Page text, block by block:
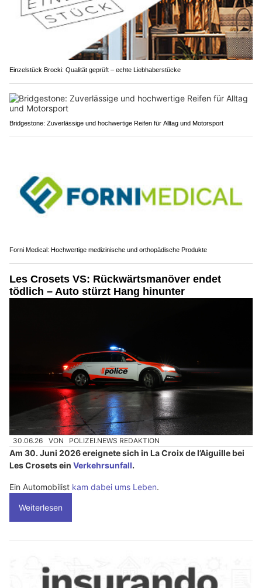
Einzelstück Brocki: Qualität geprüft – echte Liebhaberstücke
Bridgestone: Zuverlässige und hochwertige Reifen für Alltag und Motorsport
Forni Medical: Hochwertige medizinische und orthopädische Produkte
Les Crosets VS: Rückwärtsmanöver endet
tödlich – Auto stürzt Hang hinunter
30.06.26 VON POLIZEI.NEWS REDAKTION
Am 30. Juni 2026 ereignete sich in La Croix de l’Aiguille bei
Les Crosets ein Verkehrsunfall.
Ein Automobilist kam dabei ums Leben.
Weiterlesen